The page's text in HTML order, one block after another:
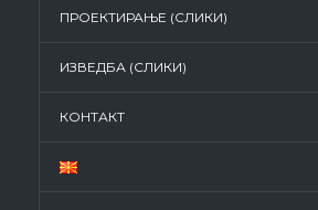
ПРОЕКТИРАЊЕ (СЛИКИ)
ИЗВЕДБА (СЛИКИ)
КОНТАКТ